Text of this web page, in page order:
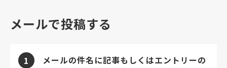
メールで投稿する
1
メールの件名に記事もしくはエントリーの